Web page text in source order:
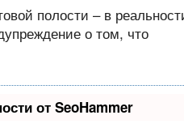
полости – в
о том, что
от SeoHammer